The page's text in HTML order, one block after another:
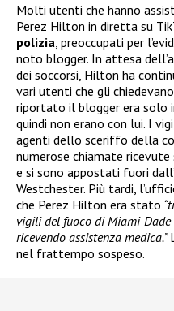
Molti utenti che hanno
Perez Hilton in diretta su
polizia , preoccupati per
noto blogger. In attesa
dei soccorsi, Hilton ha
vari utenti che gli
riportato il blogger era solo
quindi non erano con lui. I
agenti dello sceriffo della
numerose chiamate
e si sono appostati fuori
Westchester. Più tardi,
che Perez Hilton era stato
vigili del fuoco di Miami-Dade
ricevendo assistenza medica.”
nel frattempo sospeso.